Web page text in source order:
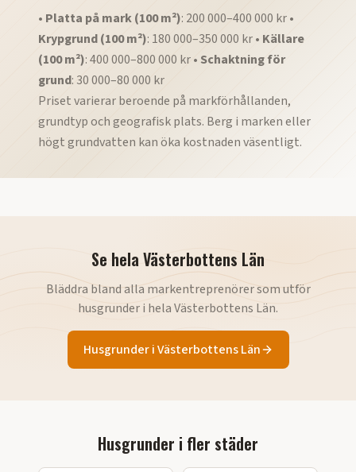
• Platta på mark (100 m²): 200 000–400 000 kr •
Krypgrund (100 m²): 180 000–350 000 kr • Källare
(100 m²): 400 000–800 000 kr • Schaktning för
grund: 30 000–80 000 kr
Priset varierar beroende på markförhållanden,
grundtyp och geografisk plats. Berg i marken eller
högt grundvatten kan öka kostnaden väsentligt.
Se hela Västerbottens Län
Bläddra bland alla markentreprenörer som utför
husgrunderi helaVästerbottens Län.
HusgrunderiVästerbottens Län
Husgrunder i fler städer